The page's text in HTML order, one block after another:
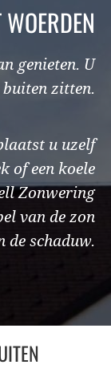
genieten. U
zitten.
u uzelf
of een koele
Zonwering
van de zon
de schaduw.